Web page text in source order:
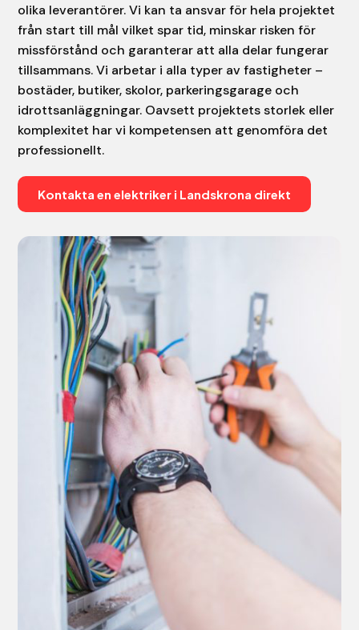
olika leverantörer. Vi kan ta ansvar för hela projektet
från start till mål vilket spar tid, minskar risken för
missförstånd och garanterar att alla delar fungerar
tillsammans. Vi arbetar i alla typer av fastigheter –
bostäder, butiker, skolor, parkeringsgarage och
idrottsanläggningar. Oavsett projektets storlek eller
komplexitet har vi kompetensen att genomföra det
professionellt.
Kontakta en elektriker i Landskrona direkt